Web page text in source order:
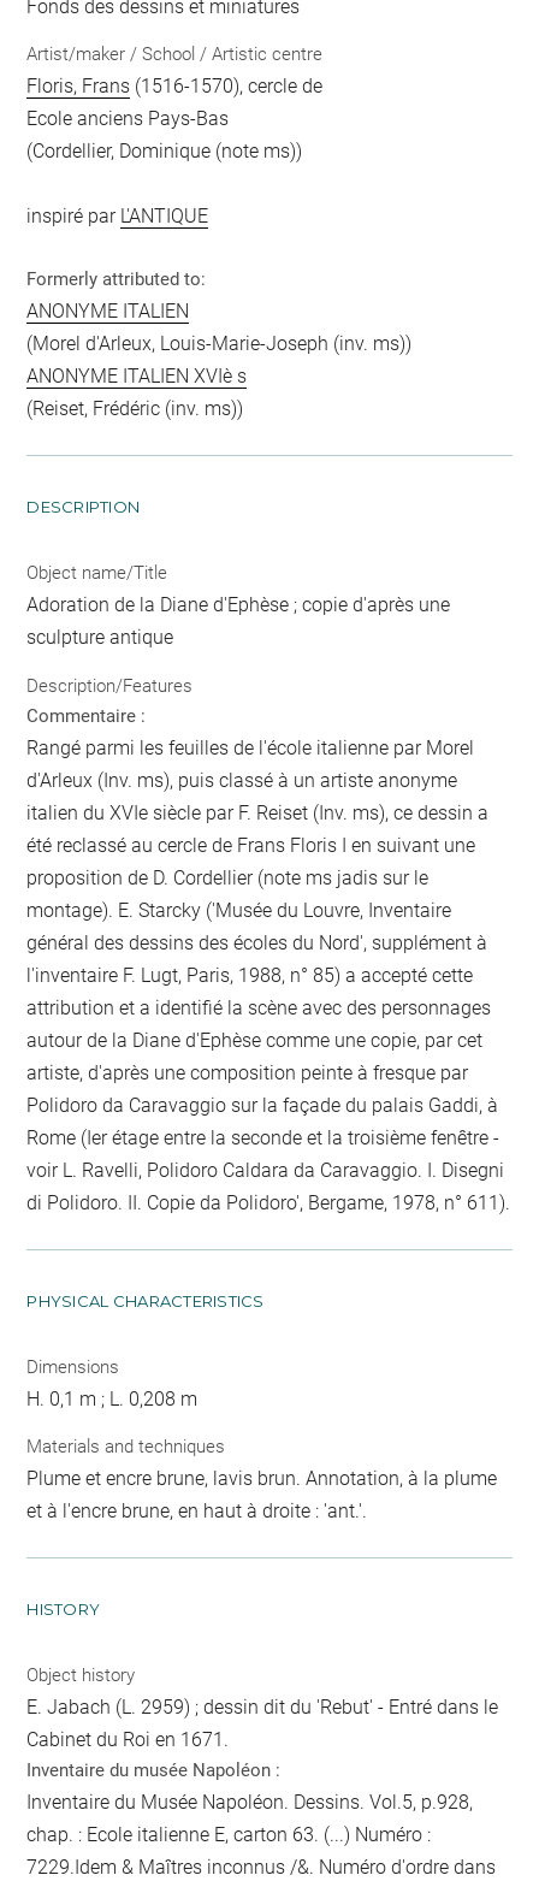
Fonds des dessins et miniatures
Artist/maker / School / Artistic centre
Floris, Frans (1516-1570), cercle de
Ecole anciens Pays-Bas
(Cordellier, Dominique (note ms))
inspiré par L'ANTIQUE
Formerly attributed to:
ANONYME ITALIEN
(Morel d'Arleux, Louis-Marie-Joseph (inv. ms))
ANONYME ITALIEN XVIè s
(Reiset, Frédéric (inv. ms))
DESCRIPTION
Object name/Title
Adoration de la Diane d'Ephèse ; copie d'après une
sculpture antique
Description/Features
Commentaire :
Rangé parmi les feuilles de l'école italienne par Morel
d'Arleux (Inv. ms), puis classé à un artiste anonyme
italien du XVIe siècle par F. Reiset (Inv. ms), ce dessin a
été reclassé au cercle de Frans Floris I en suivant une
proposition de D. Cordellier (note ms jadis sur le
montage). E. Starcky ('Musée du Louvre, Inventaire
général des dessins des écoles du Nord', supplément à
l'inventaire F. Lugt, Paris, 1988, n° 85) a accepté cette
attribution et a identifié la scène avec des personnages
autour de la Diane d'Ephèse comme une copie, par cet
artiste, d'après une composition peinte à fresque par
Polidoro da Caravaggio sur la façade du palais Gaddi, à
Rome (Ier étage entre la seconde et la troisième fenêtre -
voir L. Ravelli, Polidoro Caldara da Caravaggio. I. Disegni
di Polidoro. II. Copie da Polidoro', Bergame, 1978, n° 611).
PHYSICAL CHARACTERISTICS
Dimensions
H. 0,1 m ; L. 0,208 m
Materials and techniques
Plume et encre brune, lavis brun. Annotation, à la plume
et à l'encre brune, en haut à droite : 'ant.'.
HISTORY
Object history
E. Jabach (L. 2959) ; dessin dit du 'Rebut' - Entré dans le
Cabinet du Roi en 1671.
Inventaire du musée Napoléon :
Inventaire du Musée Napoléon. Dessins. Vol.5, p.928,
chap. : Ecole italienne E, carton 63. (...) Numéro :
7229.Idem & Maîtres inconnus /&. Numéro d'ordre dans